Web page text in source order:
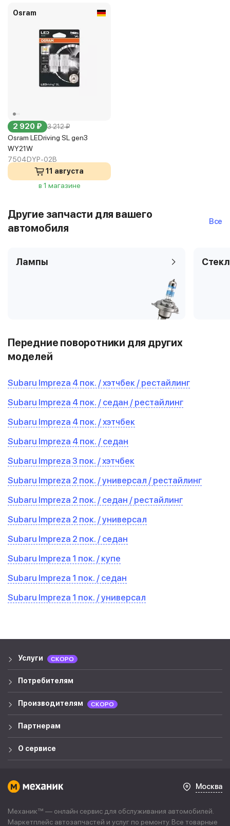
Osram
2 920 ₽ 3 212 ₽
Osram LEDriving SL gen3
WY21W
7504DYP-02B
11 августа
в 1 магазине
Другие запчасти для вашего
автомобиля
Все
Лампы
Передние поворотники для других
моделей
Subaru Impreza 4 пок. / хэтчбек / рестайлинг
Subaru Impreza 4 пок. / седан / рестайлинг
Subaru Impreza 4 пок. / хэтчбек
Subaru Impreza 4 пок. / седан
Subaru Impreza 3 пок. / хэтчбек
Subaru Impreza 2 пок. / универсал / рестайлинг
Subaru Impreza 2 пок. / седан / рестайлинг
Subaru Impreza 2 пок. / универсал
Subaru Impreza 2 пок. / седан
Subaru Impreza 1 пок. / купе
Subaru Impreza 1 пок. / седан
Subaru Impreza 1 пок. / универсал
Услуги СКОРО
Потребителям
Производителям СКОРО
Партнерам
О сервисе
Москва
Механик™ — онлайн сервис для обслуживания автомобилей.
Маркетплейс автозапчастей и услуг по ремонту. Все товарные